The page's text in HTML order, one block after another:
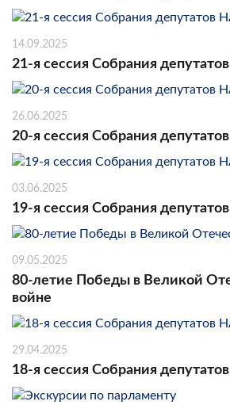
14.09.2025
21-я сессия Собрания
26.06.2025
20-я сессия Собрания
03.06.2025
19-я сессия Собрания
09.05.2025
80-летие Победы в Великой
войне
29.04.2025
18-я сессия Собрания